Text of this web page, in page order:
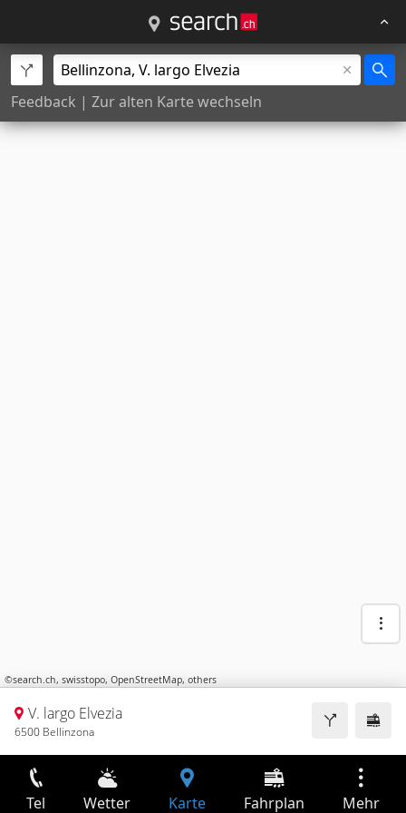
Feedback | Zur alten Karte wechseln
©search.ch, swisstopo, OpenStreetMap, others
V. largo Elvezia
6500 Bellinzona
Tel Wetter Karte Fahrplan Mehr